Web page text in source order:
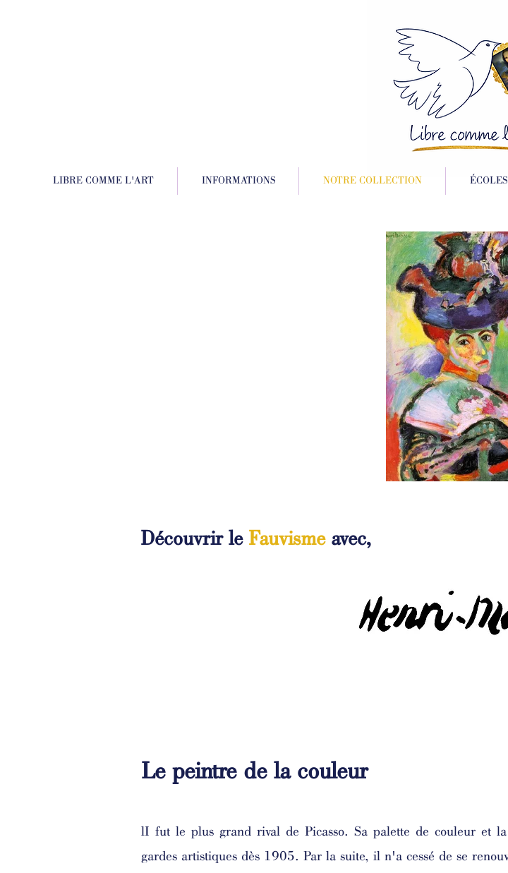
LIBRE COMME L'ART INFORMATIONS NOTRE COLLECTION ÉCOLES
Le peintre de la couleur
lI fut le plus grand rival de Picasso. Sa palette de couleur et
gardes artistiques dès 1905. Par la suite, il n'a cessé de se
Découvrir le Fauvisme avec,